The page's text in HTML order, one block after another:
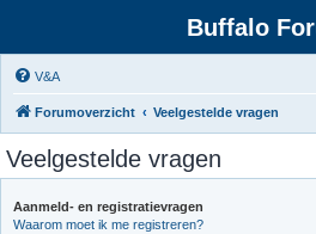
Buffalo
V&A
Forumoverzicht Veelgestelde vragen
Veelgestelde vragen
Aanmeld- en registratievragen
Waarom moet ik me registreren?